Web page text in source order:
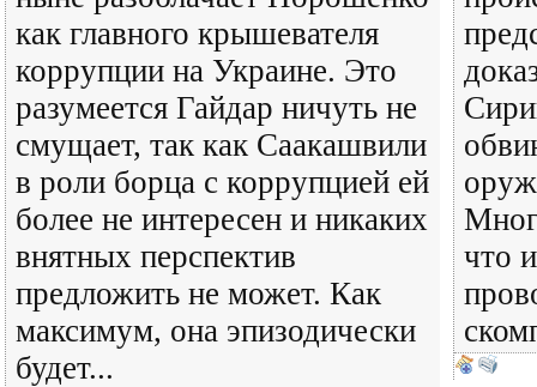
как главного крышевателя
коррупции на Украине. Это
разумеется Гайдар ничуть не
смущает, так как Саакашвили
в роли борца с коррупцией ей
более не интересен и никаких
внятных перспектив
предложить не может. Как
максимум, она эпизодически
будет...
что